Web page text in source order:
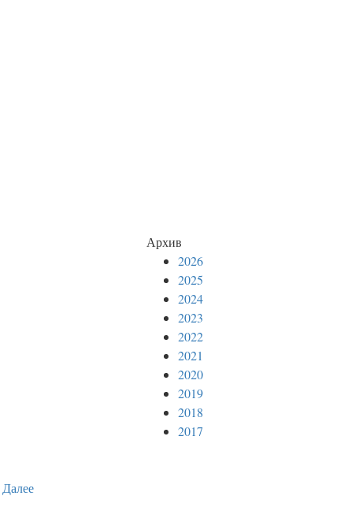
Далее
Архив
2026
2025
2024
2023
2022
2021
2020
2019
2018
2017